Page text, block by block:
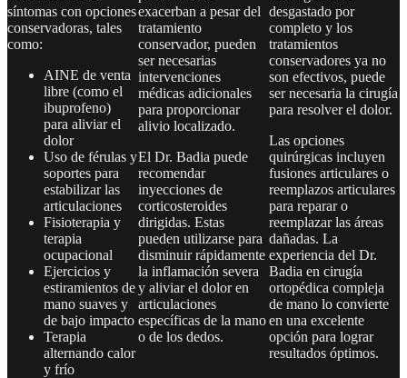
síntomas con opciones
conservadoras, tales
como:
AINE de venta
libre (como el
ibuprofeno)
para aliviar el
dolor
Uso de férulas y
soportes para
estabilizar las
articulaciones
Fisioterapia y
terapia
ocupacional
Ejercicios y
estiramientos de
mano suaves y
de bajo impacto
Terapia
alternando calor
y frío
exacerban a pesar del
tratamiento
conservador, pueden
ser necesarias
intervenciones
médicas adicionales
para proporcionar
alivio localizado.
El Dr. Badia puede
recomendar
inyecciones de
corticosteroides
dirigidas. Estas
pueden utilizarse para
disminuir rápidamente
la inflamación severa
y aliviar el dolor en
articulaciones
específicas de la mano
o de los dedos.
desgastado por
completo y los
tratamientos
conservadores ya no
son efectivos, puede
ser necesaria la cirugía
para resolver el dolor.
Las opciones
quirúrgicas incluyen
fusiones articulares o
reemplazos articulares
para reparar o
reemplazar las áreas
dañadas. La
experiencia del Dr.
Badia en cirugía
ortopédica compleja
de mano lo convierte
en una excelente
opción para lograr
resultados óptimos.